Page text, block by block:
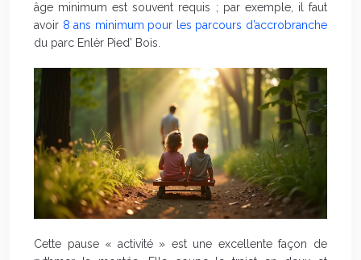
âge minimum est souvent requis ; par exemple, il faut
avoir 8 ans minimum pour les parcours d’accrobranche
du parc Enlèr Pied’ Bois.
Cette pause « activité » est une excellente façon de